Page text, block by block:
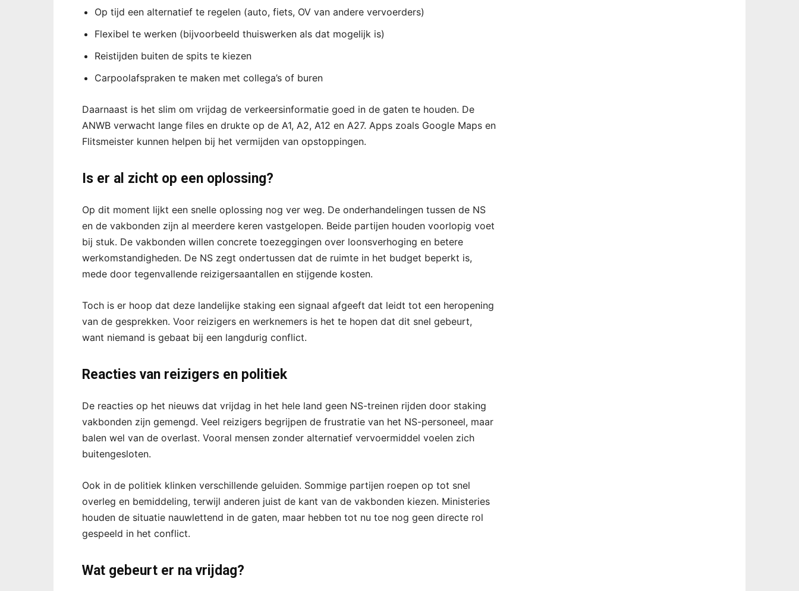
Op tijd een alternatief te regelen (auto, fiets, OV van andere vervoerders)
Flexibel te werken (bijvoorbeeld thuiswerken als dat mogelijk is)
Reistijden buiten de spits te kiezen
Carpoolafspraken te maken met collega’s of buren
Daarnaast is het slim om vrijdag de verkeersinformatie goed in de gaten te houden. De
ANWB verwacht lange files en drukte op de A1, A2, A12 en A27. Apps zoals Google Maps en
Flitsmeister kunnen helpen bij het vermijden van opstoppingen.
Is er al zicht op een oplossing?
Op dit moment lijkt een snelle oplossing nog ver weg. De onderhandelingen tussen de NS
en de vakbonden zijn al meerdere keren vastgelopen. Beide partijen houden voorlopig voet
bij stuk. De vakbonden willen concrete toezeggingen over loonsverhoging en betere
werkomstandigheden. De NS zegt ondertussen dat de ruimte in het budget beperkt is,
mede door tegenvallende reizigersaantallen en stijgende kosten.
Toch is er hoop dat deze landelijke staking een signaal afgeeft dat leidt tot een heropening
van de gesprekken. Voor reizigers en werknemers is het te hopen dat dit snel gebeurt,
want niemand is gebaat bij een langdurig conflict.
Reacties van reizigers en politiek
De reacties op het nieuws dat vrijdag in het hele land geen NS-treinen rijden door staking
vakbonden zijn gemengd. Veel reizigers begrijpen de frustratie van het NS-personeel, maar
balen wel van de overlast. Vooral mensen zonder alternatief vervoermiddel voelen zich
buitengesloten.
Ook in de politiek klinken verschillende geluiden. Sommige partijen roepen op tot snel
overleg en bemiddeling, terwijl anderen juist de kant van de vakbonden kiezen. Ministeries
houden de situatie nauwlettend in de gaten, maar hebben tot nu toe nog geen directe rol
gespeeld in het conflict.
Wat gebeurt er na vrijdag?